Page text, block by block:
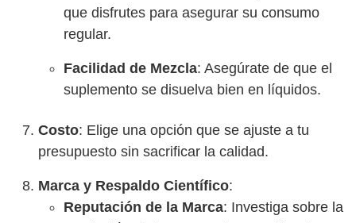
que disfrutes para asegurar su consumo
regular.
Facilidad de Mezcla: Asegúrate de que el
suplemento se disuelva bien en líquidos.
Costo: Elige una opción que se ajuste a tu
presupuesto sin sacrificar la calidad.
Marca y Respaldo Científico:
Reputación de la Marca: Investiga sobre la